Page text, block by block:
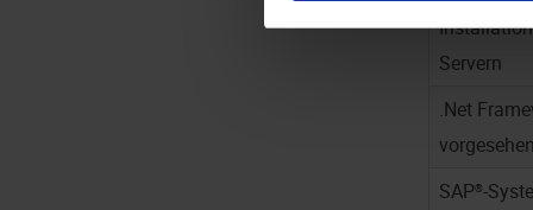
Servern
.Net
SAP®-